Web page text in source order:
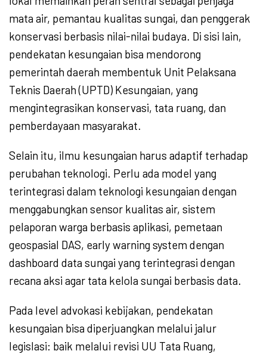
mata air, pemantau kualitas sungai, dan penggerak
konservasi berbasis nilai-nilai budaya. Di sisi lain,
pendekatan kesungaian bisa mendorong
pemerintah daerah membentuk Unit Pelaksana
Teknis Daerah (UPTD) Kesungaian, yang
mengintegrasikan konservasi, tata ruang, dan
pemberdayaan masyarakat.
Selain itu, ilmu kesungaian harus adaptif terhadap
perubahan teknologi. Perlu ada model yang
terintegrasi dalam teknologi kesungaian dengan
menggabungkan sensor kualitas air, sistem
pelaporan warga berbasis aplikasi, pemetaan
geospasial DAS, early warning system dengan
dashboard data sungai yang terintegrasi dengan
recana aksi agar tata kelola sungai berbasis data.
Pada level advokasi kebijakan, pendekatan
kesungaian bisa diperjuangkan melalui jalur
legislasi: baik melalui revisi UU Tata Ruang,